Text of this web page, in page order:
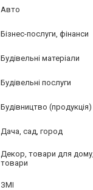
Авто
Бізнес-послуги, фінанси
Будівельні матеріали
Будівельні послуги
Будівництво (продукція)
Дача, сад, город
Декор, товари для
товари
ЗМІ